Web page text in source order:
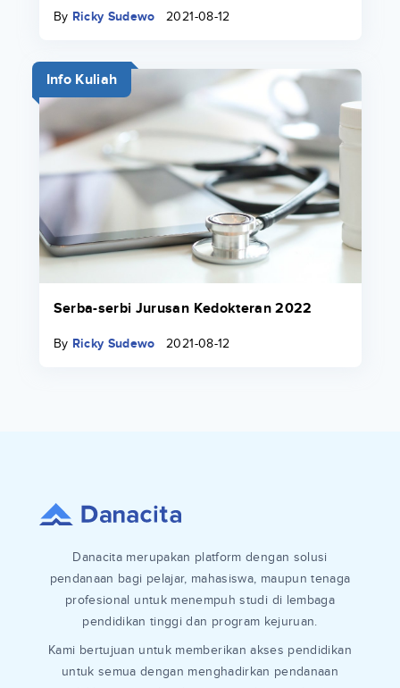
By Ricky Sudewo 2021-08-12
Info Kuliah
Serba-serbi Jurusan Kedokteran 2022
By Ricky Sudewo 2021-08-12
Danacita merupakan platform dengan solusi
pendanaan bagi pelajar, mahasiswa, maupun tenaga
profesional untuk menempuh studi di lembaga
pendidikan tinggi dan program kejuruan.
Kami bertujuan untuk memberikan akses pendidikan
untuk semua dengan menghadirkan pendanaan